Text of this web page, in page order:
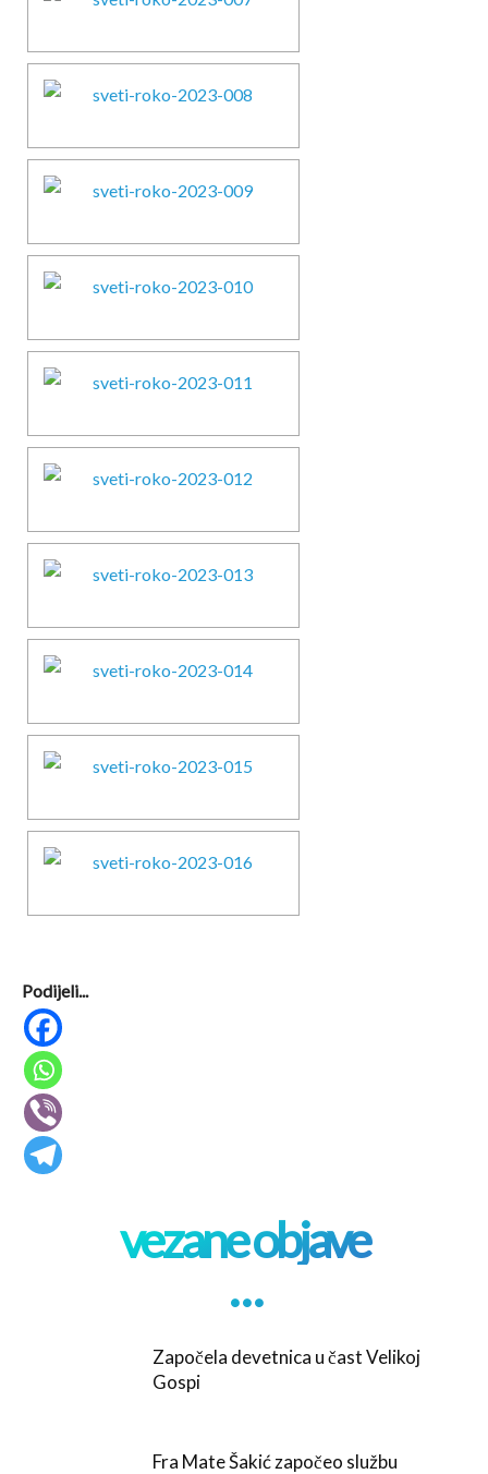
Podijeli...
vezane objave
. . .
Započela devetnica u čast Velikoj
Gospi
Fra Mate Šakić započeo službu